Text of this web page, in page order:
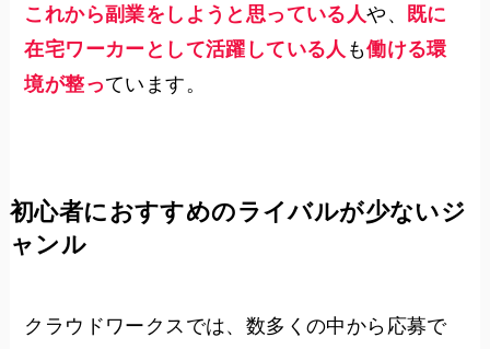
これから副業をしようと思っている人や、 既に
在宅ワーカーとして活躍している人 も働ける環
境が整っています。
初心者におすすめのライバルが少ないジ
ャンル
クラウドワークスでは、数多くの中から応募で